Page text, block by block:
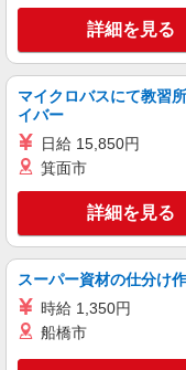
通費
派遣社員
株式会社kotrio /●SD-H-
タイ
ス
通費
詳細を見る
マイクロバスにて教習
イバー
日給 15,850円
箕面市
詳細を見る
スーパー資材の仕分け
時給 1,350円
船橋市